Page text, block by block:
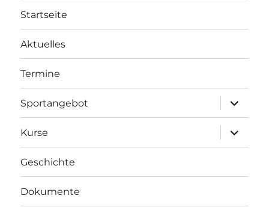
Startseite
Aktuelles
Termine
Sportangebot
anzeigen
Kurse
anzeigen
Geschichte
Dokumente